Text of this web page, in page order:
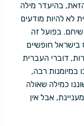
בהיעדר מילה
לא להיות מודעים
בפועל זה
בישראל חופשיים
דוברי העברית
רבה,
כמילה שאולה
אבל אין